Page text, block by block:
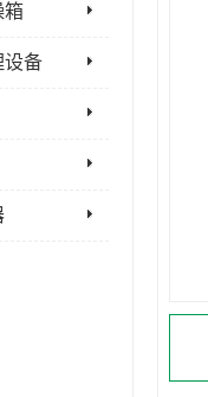
箱
设备